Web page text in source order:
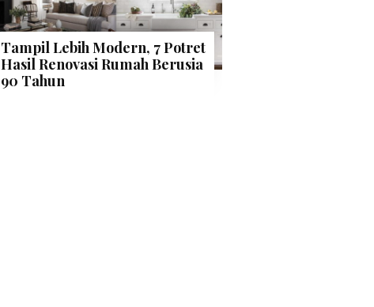
Tampil Lebih Modern, 7 Potret
Hasil Renovasi Rumah Berusia
90 Tahun